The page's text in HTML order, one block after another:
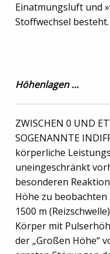
Einatmungsluft und
Stoffwechsel besteht.
Höhenlagen …
ZWISCHEN 0 UND
SOGENANNTE
körperliche
uneingeschränkt
besonderen
Höhe zu beobachten
1500 m
Körper mit
der „Großen Höhe“